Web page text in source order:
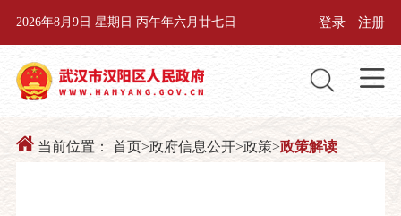
2026年8月9日 星期日 丙午年六月廿七日 登录 注册
当前位置： 首页>政府信息公开>政策>政策解读